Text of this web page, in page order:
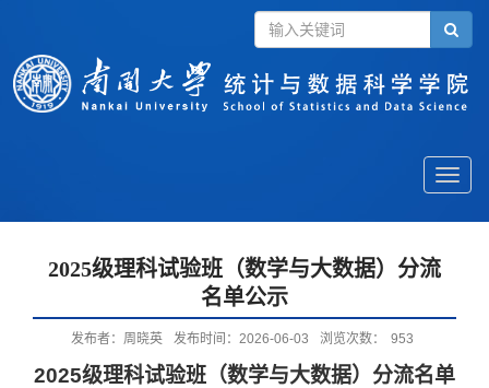
Toggle
2025级理科试验班（数学与大数据）分流
名单公示
发布者：周晓英 发布时间：2026-06-03 浏览次数： 953
2025级理科试验班（数学与大数据）分流名单